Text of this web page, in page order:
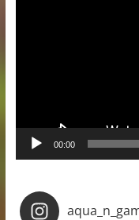
00:00